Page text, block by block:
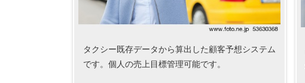
タクシー既存データから算出した顧客予想システム
です。個人の売上目標管理可能です。